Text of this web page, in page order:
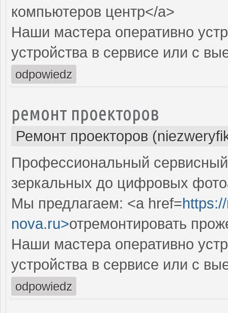
компьютеров центр</a>
Наши мастера оперативно
устройства в сервисе или с
odpowiedz
ремонт проекторов
Ремонт проекторов
Профессиональный
зеркальных до цифровых
Мы предлагаем: <a href=
nova.ru>отремонтировать
Наши мастера оперативно
устройства в сервисе или с
odpowiedz